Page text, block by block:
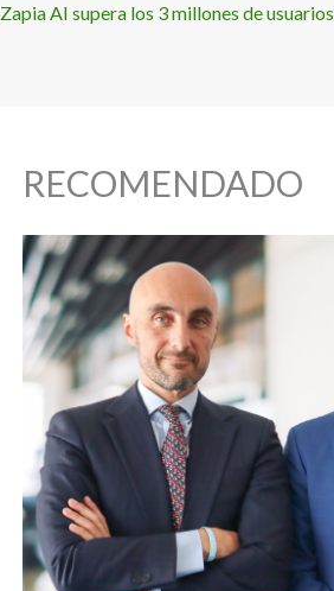
Zapia AI supera los 3 millones de usuarios
RECOMENDADO